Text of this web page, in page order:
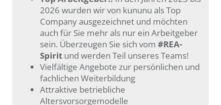
2026 wurden wir von kununu als Top
Company ausgezeichnet und möchten
auch für Sie mehr als nur ein Arbeitgeber
sein. Überzeugen Sie sich vom #REA-
Spirit und werden Teil unseres Teams!
Viel­fältige Angebote zur persön­lichen und
fach­lichen Weiter­bildung
Attraktive betriebliche
Altersvorsorgemodelle